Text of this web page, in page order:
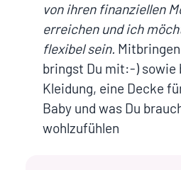
von ihren finanziellen
erreichen und ich
flexibel sein.
bringst Du mit:-) sowie
Kleidung, eine Decke
Baby und was Du
wohlzufühlen